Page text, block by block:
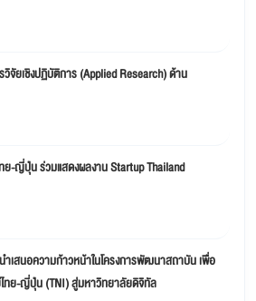
วิจัยเชิงปฏิบัติการ (Applied Research) ด้าน
ย-ญี่ปุ่น ร่วมแสดงผลงาน Startup Thailand
เสนอความก้าวหน้าในโครงการพัฒนาสถาบัน เพื่อ
ไทย-ญี่ปุ่น (TNI) สู่มหาวิทยาลัยดิจิทัล